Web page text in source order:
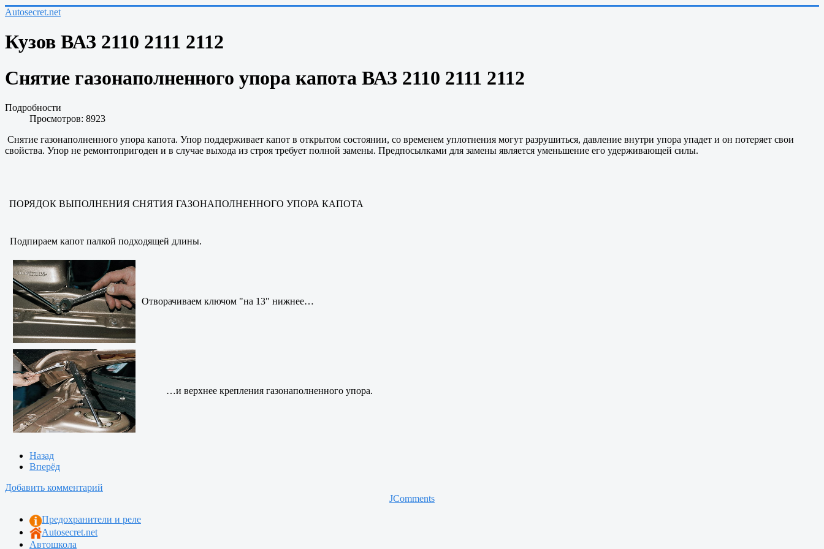
Autosecret.net
Кузов ВАЗ 2110 2111 2112
Снятие газонаполненного упора капота ВАЗ 2110 2111 2112
Подробности
Просмотров: 8923
Снятие газонаполненного упора капота. Упор поддерживает капот в открытом состоянии, со временем уплотнения могут разрушиться, давление внутри упора упадет и он потеряет свои
свойства. Упор не ремонтопригоден и в случае выхода из строя требует полной замены. Предпосылками для замены является уменьшение его удерживающей силы.
ПОРЯДОК ВЫПОЛНЕНИЯ СНЯТИЯ ГАЗОНАПОЛНЕННОГО УПОРА КАПОТА
Подпираем капот палкой подходящей длины.
Отворачиваем ключом "на 13" нижнее…
…и верхнее крепления газонаполненного упора.
Назад
Вперёд
Добавить комментарий
JComments
Предохранители и реле
Autosecret.net
Автошкола